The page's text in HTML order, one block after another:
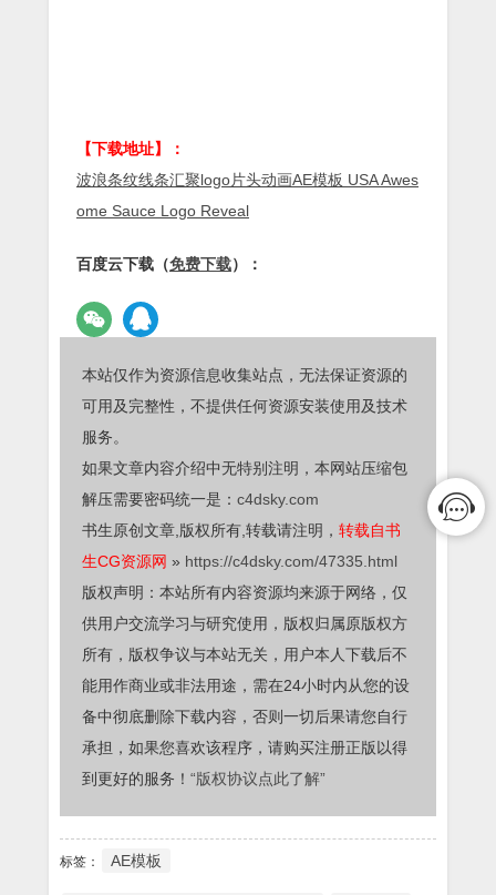
【下载地址】：
波浪条纹线条汇聚logo片头动画AE模板 USA Awes
ome Sauce Logo Reveal
百度云下载（免费下载）：
本站仅作为资源信息收集站点，无法保证资源的
可用及完整性，不提供任何资源安装使用及技术
服务。
如果文章内容介绍中无特别注明，本网站压缩包
解压需要密码统一是： c4dsky.com
书生原创文章,版权所有,转载请注明， 转载自书
生CG资源网 » https://c4dsky.com/47335.html
版权声明：本站所有内容资源均来源于网络，仅
供用户交流学习与研究使用，版权归属原版权方
所有，版权争议与本站无关，用户本人下载后不
能用作商业或非法用途，需在24小时内从您的设
备中彻底删除下载内容，否则一切后果请您自行
承担，如果您喜欢该程序，请购买注册正版以得
到更好的服务！ “版权协议点此了解”
标签： AE模板